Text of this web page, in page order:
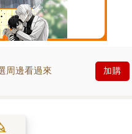
周邊看過來 加購